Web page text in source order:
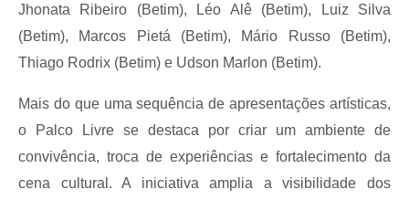
Jhonata Ribeiro (Betim), Léo Alê (Betim), Luiz Silva
(Betim), Marcos Pietá (Betim), Mário Russo (Betim),
Thiago Rodrix (Betim) e Udson Marlon (Betim).
Mais do que uma sequência de apresentações artísticas,
o Palco Livre se destaca por criar um ambiente de
convivência, troca de experiências e fortalecimento da
cena cultural. A iniciativa amplia a visibilidade dos